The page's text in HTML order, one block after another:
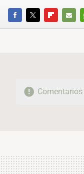
FACEBOOKTWITTERFLIPBOARD
E-